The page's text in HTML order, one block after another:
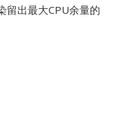
留出最大CPU余量的